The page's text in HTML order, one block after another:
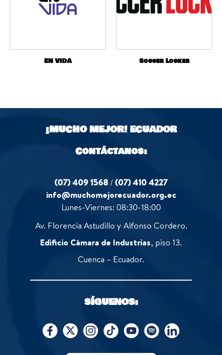
EN VIDA Soccer Locker
¡MUCHO MEJOR!ECUADOR
Contáctanos:
(07) 409 1568 /(07) 410 4227
info@muchomejorecuador.org.ec
Lunes-Viernes: 08:30-18:00
Av. Florencia Astudillo y Alfonso Cordero.
Edificio Cámara de Industrias, piso 13.
Cuenca – Ecuador.
SÍGUENOS: